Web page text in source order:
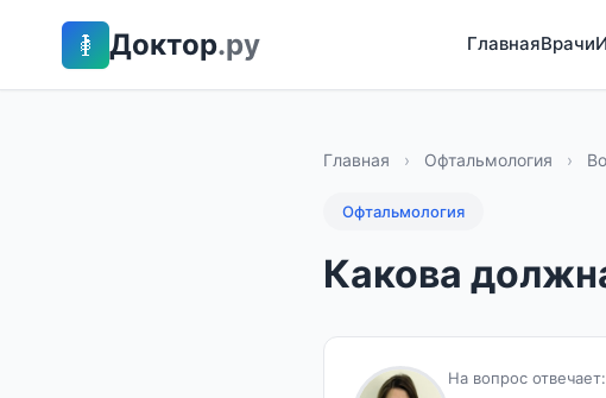
Доктор.ру ГлавнаяВрачи
Главная › Офтальмология ›
Офтальмология
Какова
На вопрос отвечает: